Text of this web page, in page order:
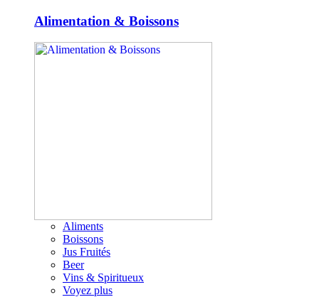
Alimentation & Boissons
Aliments
Boissons
Jus Fruités
Beer
Vins & Spiritueux
Voyez plus